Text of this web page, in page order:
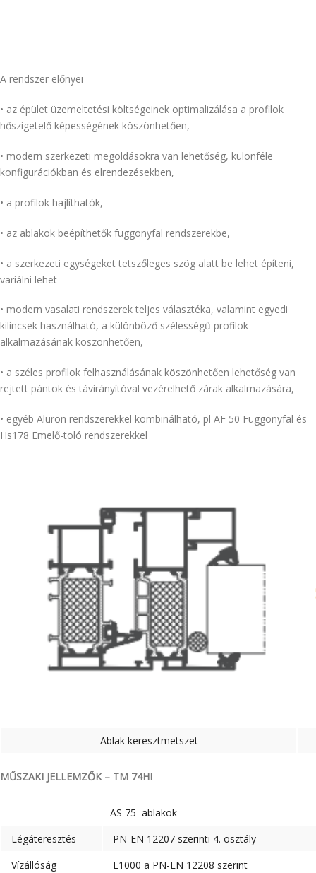
A rendszer előnyei
• az épület üzemeltetési költségeinek optimalizálása a profilok
hőszigetelő képességének köszönhetően,
• modern szerkezeti megoldásokra van lehetőség, különféle
konfigurációkban és elrendezésekben,
• a profilok hajlíthatók,
• az ablakok beépíthetők függönyfal rendszerekbe,
• a szerkezeti egységeket tetszőleges szög alatt be lehet építeni,
variálni lehet
• modern vasalati rendszerek teljes választéka, valamint egyedi
kilincsek használható, a különböző szélességű profilok
alkalmazásának köszönhetően,
• a széles profilok felhasználásának köszönhetően lehetőség van
rejtett pántok és távirányítóval vezérelhető zárak alkalmazására,
• egyéb Aluron rendszerekkel kombinálható, pl AF 50 Függönyfal és
Hs178 Emelő-toló rendszerekkel
Ablak keresztmetszet
MŰSZAKI JELLEMZŐK – TM 74HI
AS 75 ablakok
Légáteresztés
PN-EN 12207 szerinti 4. osztály
Vízállóság
E1000 a PN-EN 12208 szerint